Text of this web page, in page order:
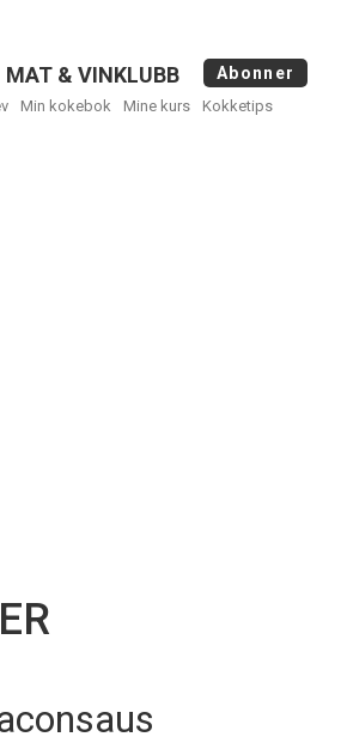
MAT & VINKLUBB Abonner
Min kokebok Mine kurs Kokketips